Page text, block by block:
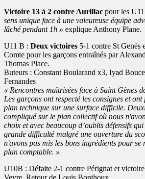
Victoire 13 à 2 contre Aurillac pour les
sens unique face à une valeureuse équipe
lâché pendant 1h » explique Anthony Plane.
U11 B : Deux victoires 5-1 contre St Genès
Comte pour les garçons entraînés par
Thomas Place.
Buteurs : Constant Boularand x3, Iyad
Fernandes
« Rencontres maîtrisées face à Saint Gènes
Les garçons ont respecté les consignes et
plan technique sur une surface difficile.
compliqué sur le plan collectif où nous
choix et avec beaucoup d’oublis défensifs
grande difficulté malgré une ouverture du
n'avons pas mis les bons ingrédients pour se
plan comptable. »
U10B : Défaite 2-1 contre Pérignat et